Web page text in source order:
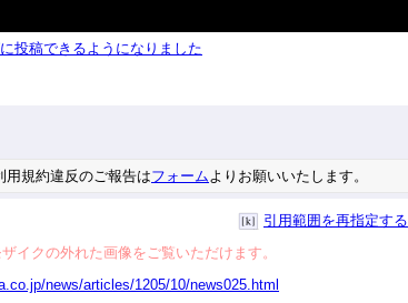
投稿できるようになりました
用規約違反のご報告はフォーム よりお願いいたします。
引用範囲を再指定する
イクの外れた画像をご覧いただけます。